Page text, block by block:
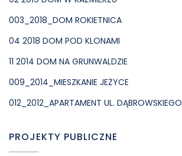
003_2018_DOM ROKIETNICA
04 2018 DOM POD KLONAMI
11 2014 DOM NA GRUNWALDZIE
009_2014_MIESZKANIE JEŻYCE
012_2012_APARTAMENT UL. DĄBROWSKIEGO
PROJEKTY PUBLICZNE